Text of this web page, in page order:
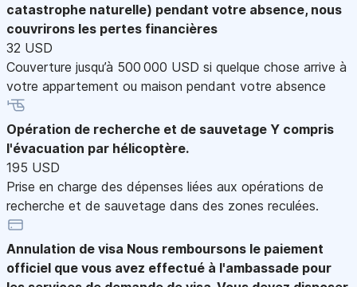
catastrophe naturelle) pendant votre absence, nous
couvrirons les pertes financières
32 USD
Couverture jusqu’à 500 000 USD si quelque chose arrive à
votre appartement ou maison pendant votre absence
Opération de recherche et de sauvetage Y compris
l'évacuation par hélicoptère.
195 USD
Prise en charge des dépenses liées aux opérations de
recherche et de sauvetage dans des zones reculées.
Annulation de visa Nous remboursons le paiement
officiel que vous avez effectué à l'ambassade pour